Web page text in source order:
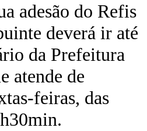
adesão do Refis
deverá ir até
da Prefeitura
atende de
feiras, das